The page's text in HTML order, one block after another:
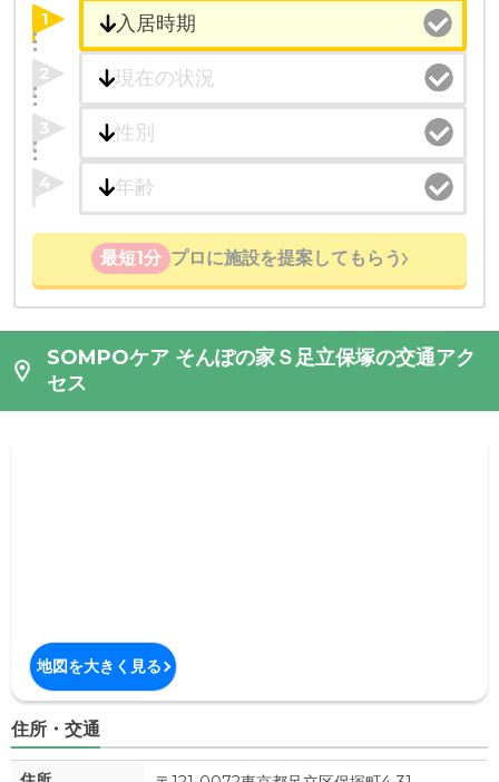
1
2
3
4
最短1分 プロに施設を提案してもらう
SOMPOケア そんぽの家Ｓ足立保塚の交通アク
セス
地図を大きく見る
住所・交通